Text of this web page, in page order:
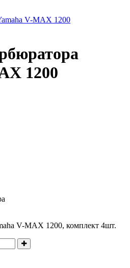
1200
V-MAX 1200, комплект 4шт.